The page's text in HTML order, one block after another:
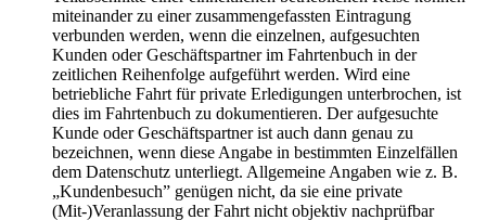
miteinander zu einer zusammengefassten Eintragung
verbunden werden, wenn die einzelnen, aufgesuchten
Kunden oder Geschäftspartner im Fahrtenbuch in der
zeitlichen Reihenfolge aufgeführt werden. Wird eine
betriebliche Fahrt für private Erledigungen unterbrochen, ist
dies im Fahrtenbuch zu dokumentieren. Der aufgesuchte
Kunde oder Geschäftspartner ist auch dann genau zu
bezeichnen, wenn diese Angabe in bestimmten Einzelfällen
dem Datenschutz unterliegt. Allgemeine Angaben wie z. B.
„Kundenbesuch” genügen nicht, da sie eine private
(Mit-)Veranlassung der Fahrt nicht objektiv nachprüfbar